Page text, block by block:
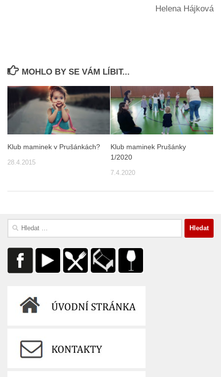
Helena Hájková
MOHLO BY SE VÁM LÍBIT...
Klub maminek v Prušánkách?
28.4.2015
Klub maminek Prušánky
1/2020
7.4.2020
Vyhledávání